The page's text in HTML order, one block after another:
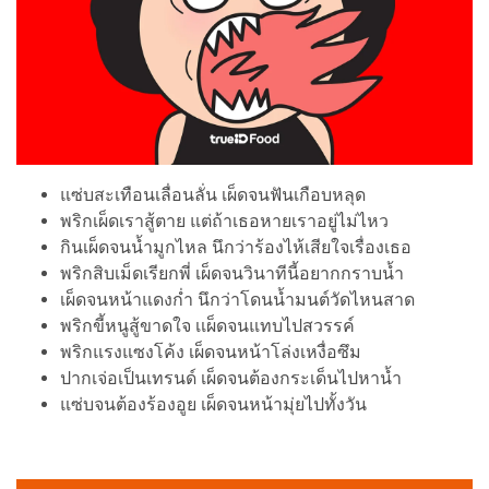
แซ่บสะเทือนเลื่อนลั่น เผ็ดจนฟันเกือบหลุด
พริกเผ็ดเราสู้ตาย แต่ถ้าเธอหายเราอยู่ไม่ไหว
กินเผ็ดจนน้ำมูกไหล นึกว่าร้องไห้เสียใจเรื่องเธอ
พริกสิบเม็ดเรียกพี่ เผ็ดจนวินาทีนี้อยากกราบน้ำ
เผ็ดจนหน้าแดงก่ำ นึกว่าโดนน้ำมนต์วัดไหนสาด
พริกขี้หนูสู้ขาดใจ เเผ็ดจนแทบไปสวรรค์
พริกแรงแซงโค้ง เผ็ดจนหน้าโล่งเหงื่อซึม
ปากเจ่อเป็นเทรนด์ เผ็ดจนต้องกระเด็นไปหาน้ำ
แซ่บจนต้องร้องอูย เผ็ดจนหน้ามุ่ยไปทั้งวัน